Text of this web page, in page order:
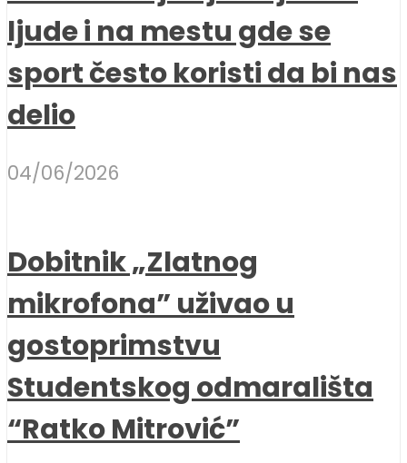
ljude i na mestu gde se
sport često koristi da bi nas
delio
04/06/2026
Dobitnik „Zlatnog
mikrofona” uživao u
gostoprimstvu
Studentskog odmarališta
“Ratko Mitrović”